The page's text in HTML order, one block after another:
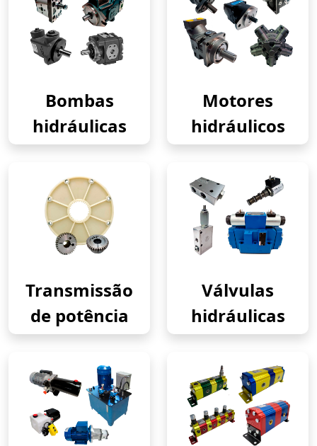
Bombas
hidráulicas
Motores
hidráulicos
Transmissão
de potência
Válvulas
hidráulicas